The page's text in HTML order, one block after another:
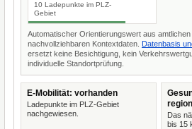
10 Ladepunkte im PLZ-
Gebiet
Automatischer Orientierungswert aus
nachvollziehbaren Kontextdaten. Datenbasis
ersetzt keine Besichtigung, kein
individuelle Standortprüfung.
E-Mobilität: vorhanden
Ladepunkte im PLZ-Gebiet
nachgewiesen.
Das
bis 15